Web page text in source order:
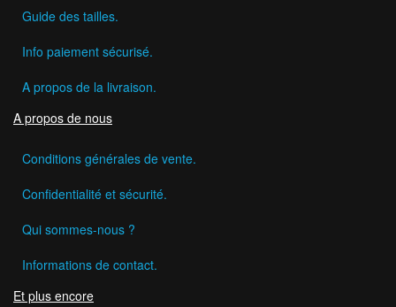
Guide des tailles.
Info paiement sécurisé.
A propos de la livraison.
A propos de nous
Conditions générales de vente.
Confidentialité et sécurité.
Qui sommes-nous ?
Informations de contact.
Et plus encore